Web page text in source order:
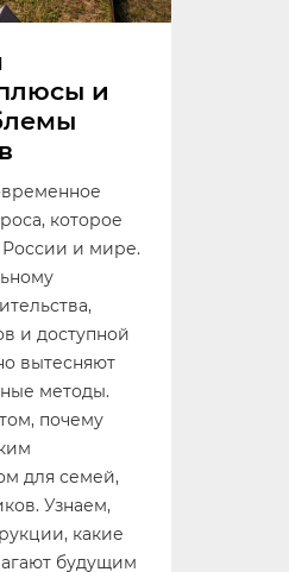
и
которое
России и мире.
и доступной
вытесняют
методы.
почему
для семей,
Узнаем,
какие
будущим